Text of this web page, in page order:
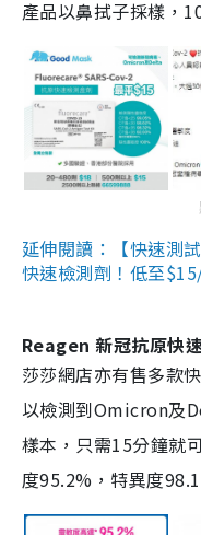
產品以鼻拭子採樣，
延伸閱讀：【快速測
快速檢測劑！低至
Reagen 新冠抗原快
莎莎網店亦有售多款
以檢測到Omicron及
樣本，只需15分鐘就
度95.2%，特異度